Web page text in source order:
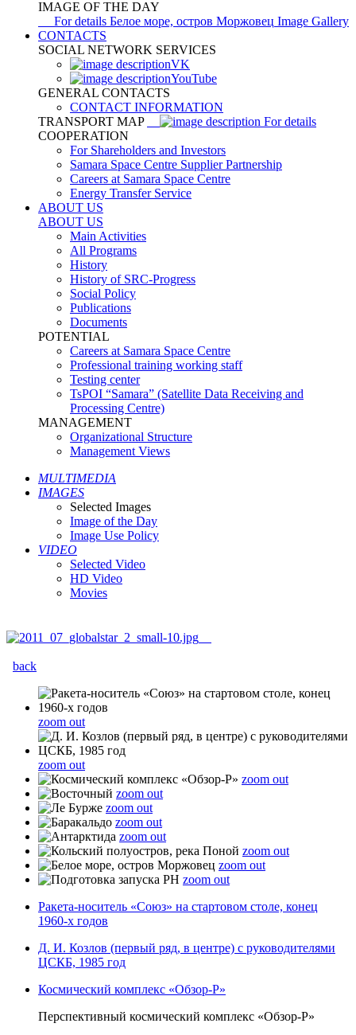
IMAGE OF THE DAY
For details Белое море, остров Моржовец Image Gallery
CONTACTS
SOCIAL NETWORK SERVICES
VK
YouTube
GENERAL CONTACTS
CONTACT INFORMATION
TRANSPORT MAP
For details
COOPERATION
For Shareholders and Investors
Samara Space Centre Supplier Partnership
Careers at Samara Space Centre
Energy Transfer Service
ABOUT US
ABOUT US
Main Activities
All Programs
History
History of SRC-Progress
Social Policy
Publications
Documents
POTENTIAL
Careers at Samara Space Centre
Professional training working staff
Testing center
TsPOI “Samara” (Satellite Data Receiving and
Processing Centre)
MANAGEMENT
Organizational Structure
Management Views
MULTIMEDIA
IMAGES
Selected Images
Image of the Day
Image Use Policy
VIDEO
Selected Video
HD Video
Movies
back
zoom out
zoom out
zoom out
zoom out
zoom out
zoom out
zoom out
zoom out
zoom out
zoom out
Ракета-носитель «Союз» на стартовом столе, конец
1960-х годов
Д. И. Козлов (первый ряд, в центре) с руководителями
ЦСКБ, 1985 год
Космический комплекс «Обзор-Р»
Перспективный космический комплекс «Обзор-Р»